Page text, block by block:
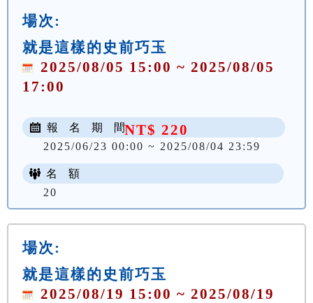
場次:
就是這樣的史前巧玉
2025/08/05 15:00 ~ 2025/08/05
17:00
NT$ 220
報 名 期 間
2025/06/23 00:00 ~ 2025/08/04 23:59
名 額
20
場次:
就是這樣的史前巧玉
2025/08/19 15:00 ~ 2025/08/19